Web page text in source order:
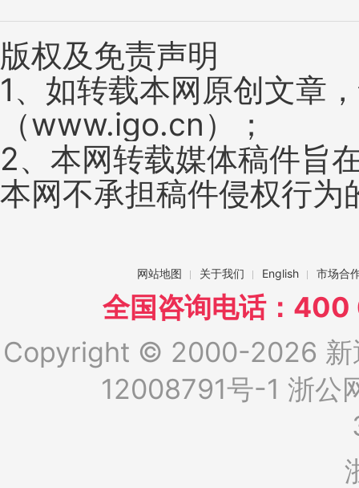
版权及免责声明
1、如转载本网原创文章
（www.igo.cn）；
2、本网转载媒体稿件旨
本网不承担稿件侵权行为
网站地图 关于我们 English 市场合
全国咨询电话：
Copyright © 2000-2026 新
12008791号-1 浙公